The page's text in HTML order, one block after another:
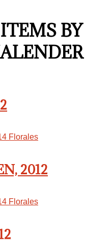
BY
Florales
2012
Florales